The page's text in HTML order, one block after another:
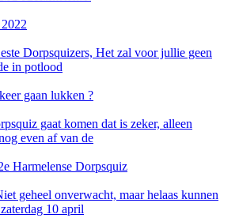
Dorpsquizers, Het zal voor jullie geen
in potlood
gaan lukken ?
gaat komen dat is zeker, alleen
even af van de
Harmelense Dorpsquiz
geheel onverwacht, maar helaas kunnen
10 april